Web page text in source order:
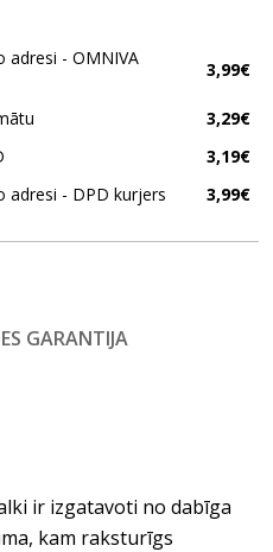
adresi - OMNIVA
3,99€
3,29€
3,19€
adresi - DPD kurjers
3,99€
GARANTIJA
ir izgatavoti no dabīga
kam raksturīgs